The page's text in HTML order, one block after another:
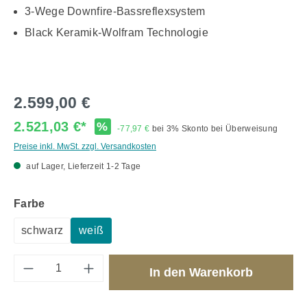
3-Wege Downfire-Bassreflexsystem
Black Keramik-Wolfram Technologie
2.599,00 €
2.521,03 €* % -77,97 € bei 3% Skonto bei Überweisung
Preise inkl. MwSt. zzgl. Versandkosten
auf Lager, Lieferzeit 1-2 Tage
Farbeauswählen
schwarz weiß
Produkt Anzahl: Gib den gewünschten
In den Warenkorb